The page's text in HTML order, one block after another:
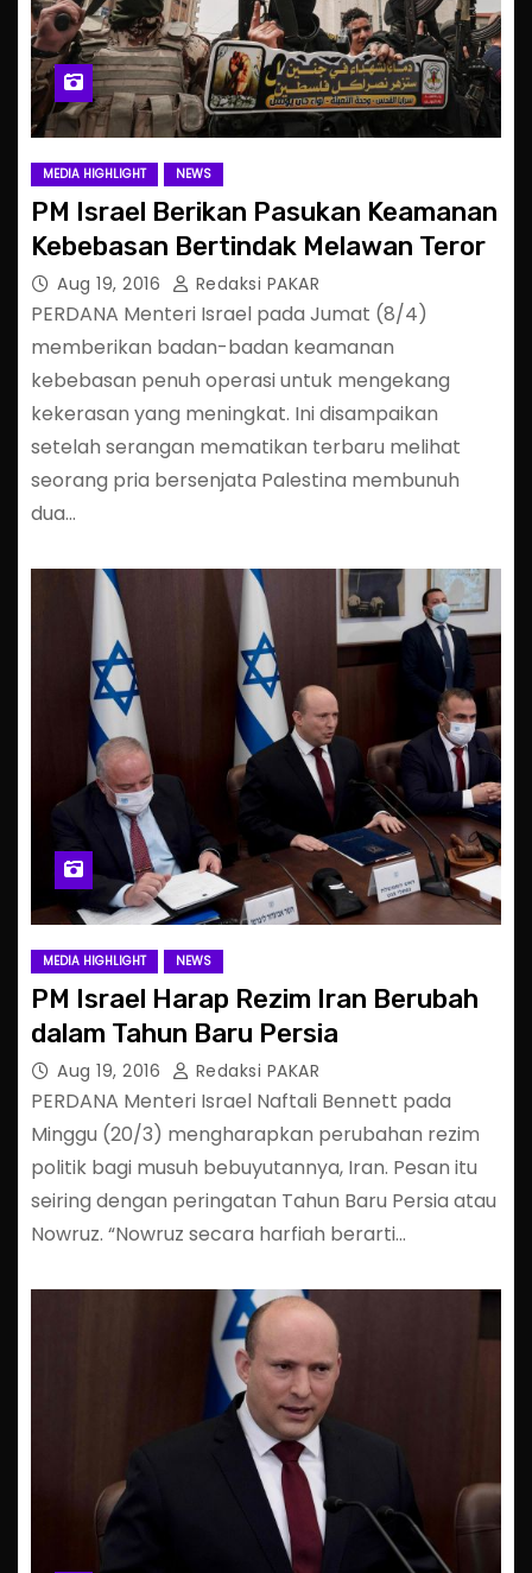
MEDIA HIGHLIGHT NEWS
PM Israel Berikan Pasukan Keamanan
Kebebasan Bertindak Melawan Teror
Aug 19, 2016 Redaksi PAKAR
PERDANA Menteri Israel pada Jumat (8/4)
memberikan badan-badan keamanan
kebebasan penuh operasi untuk mengekang
kekerasan yang meningkat. Ini disampaikan
setelah serangan mematikan terbaru melihat
seorang pria bersenjata Palestina membunuh
dua…
MEDIA HIGHLIGHT NEWS
PM Israel Harap Rezim Iran Berubah
dalam Tahun Baru Persia
Aug 19, 2016 Redaksi PAKAR
PERDANA Menteri Israel Naftali Bennett pada
Minggu (20/3) mengharapkan perubahan rezim
politik bagi musuh bebuyutannya, Iran. Pesan itu
seiring dengan peringatan Tahun Baru Persia atau
Nowruz. “Nowruz secara harfiah berarti…